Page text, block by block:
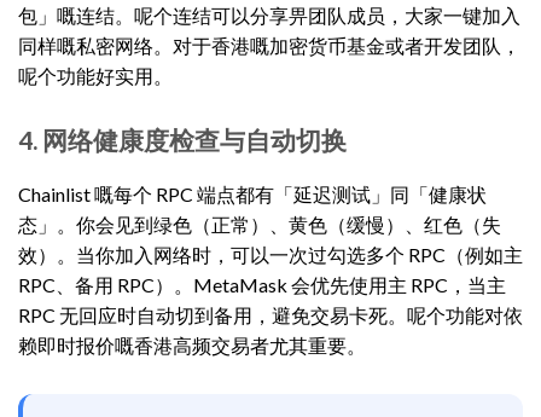
包」嘅连结。呢个连结可以分享畀团队成员，大家一键加入
同样嘅私密网络。对于香港嘅加密货币基金或者开发团队，
呢个功能好实用。
4. 网络健康度检查与自动切换
Chainlist 嘅每个 RPC 端点都有「延迟测试」同「健康状
态」。你会见到绿色（正常）、黄色（缓慢）、红色（失
效）。当你加入网络时，可以一次过勾选多个 RPC（例如主
RPC、备用 RPC）。MetaMask 会优先使用主 RPC，当主
RPC 无回应时自动切到备用，避免交易卡死。呢个功能对依
赖即时报价嘅香港高频交易者尤其重要。